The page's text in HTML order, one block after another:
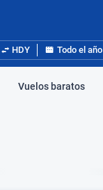
HDY Todo el año
Vuelos baratos